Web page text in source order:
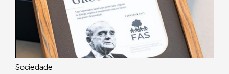
Sociedade